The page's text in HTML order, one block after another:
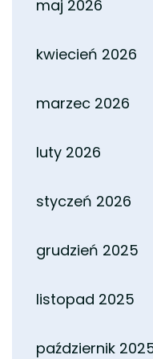
maj 2026
kwiecień 2026
marzec 2026
luty 2026
styczeń 2026
grudzień 2025
listopad 2025
październik